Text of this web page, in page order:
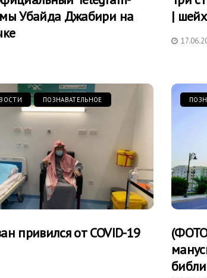
Убайда Джабири на
|
ПОЗНАВАТЕЛЬНОЕ
привился от COVID-19